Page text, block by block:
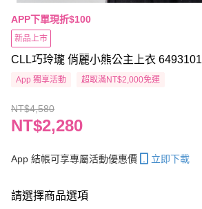
APP下單現折$100
新品上市
CLL巧玲瓏 俏麗小熊公主上衣 6493101
App 獨享活動 超取滿NT$2,000免運
NT$4,580
NT$2,280
App 結帳可享專屬活動優惠價 立即下載
請選擇商品選項